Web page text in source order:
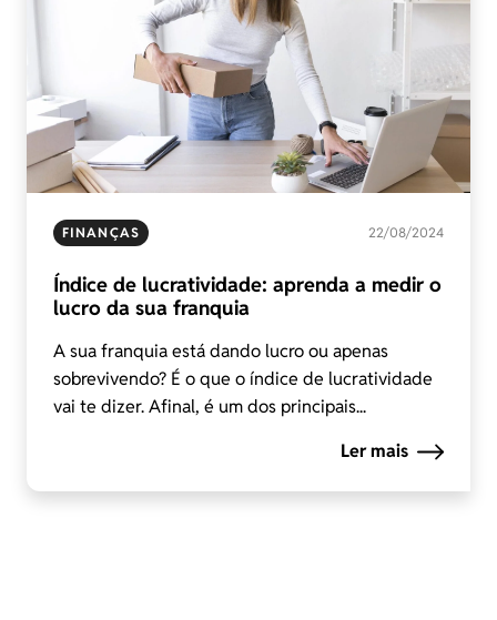
FINANÇAS 22/08/2024
Índice de lucratividade: aprenda a medir o
lucro da sua franquia
A sua franquia está dando lucro ou apenas
sobrevivendo? É o que o índice de lucratividade
vai te dizer. Afinal, é um dos principais...
Ler mais